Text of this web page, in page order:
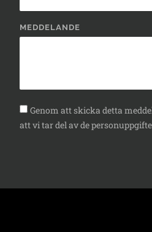
MEDDELANDE
Genom att skicka detta
att vi tar del av de